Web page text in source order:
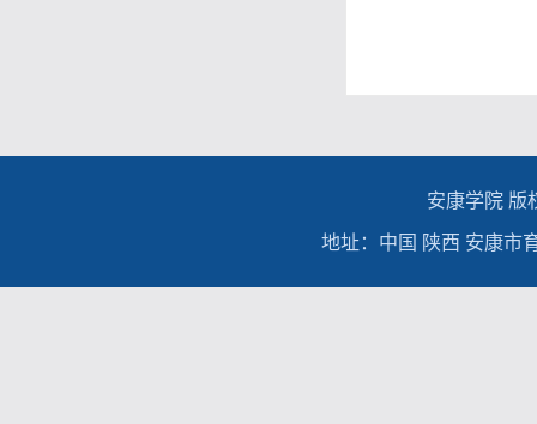
安康学院 版
地址：中国 陕西 安康市